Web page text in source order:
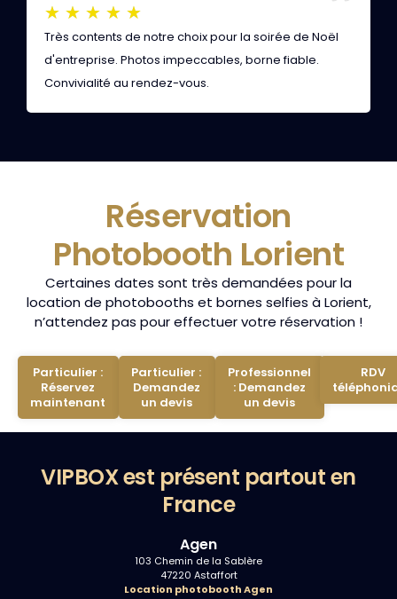
★ ★ ★ ★ ★
Très contents de notre choix pour la soirée de Noël
d'entreprise. Photos impeccables, borne fiable.
Convivialité au rendez-vous.
Réservation
Photobooth Lorient
Certaines dates sont très demandées pour la
location de photobooths et bornes selfies à Lorient,
n’attendez pas pour effectuer votre réservation !
Particulier :
Réservez
maintenant
Particulier :
Demandez
un devis
Professionnel
: Demandez
un devis
RDV
VIPBOX est présent partout en
France
Agen
103 Chemin de la Sablère
47220 Astaffort
Location photobooth Agen